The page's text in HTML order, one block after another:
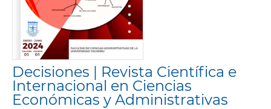
Decisiones | Revista Científica e
Internacional en Ciencias
Económicas y Administrativas